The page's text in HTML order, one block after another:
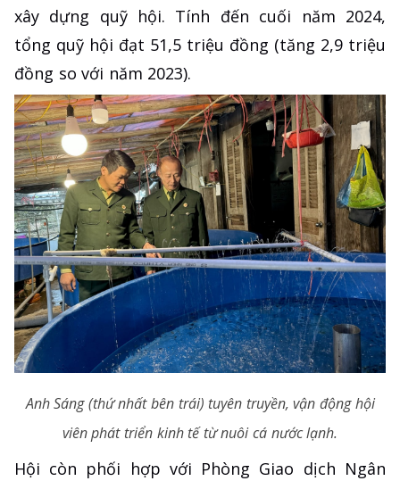
xây dựng quỹ hội. Tính đến cuối năm 2024,
tổng quỹ hội đạt 51,5 triệu đồng (tăng 2,9 triệu
đồng so với năm 2023).
Anh Sáng (thứ nhất bên trái) tuyên truyền, vận động hội
viên phát triển kinh tế từ nuôi cá nước lạnh.
Hội còn phối hợp với Phòng Giao dịch Ngân